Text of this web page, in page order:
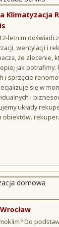
Klimatyzacja
letnim
wentylacji i
że zlecenie,
jak potrafimy.
i sprzęcie
się w
i
układy
obiektów.
Do